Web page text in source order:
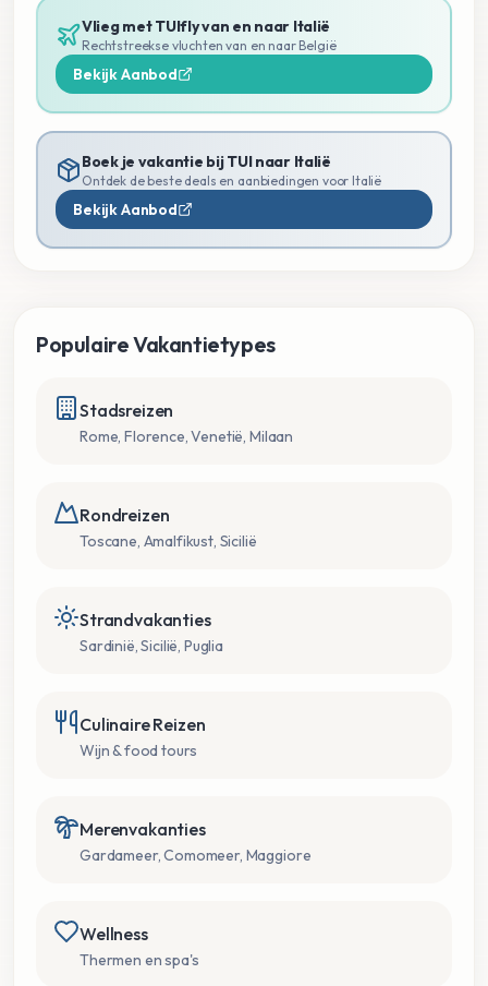
Vlieg met TUIfly van en naar Italië
Rechtstreekse vluchten van en naar België
Bekijk Aanbod
Boek je vakantie bij TUI naar Italië
Ontdek de beste deals en aanbiedingen voor Italië
Bekijk Aanbod
Populaire Vakantietypes
Stadsreizen
Rome, Florence, Venetië, Milaan
Rondreizen
Toscane, Amalfikust, Sicilië
Strandvakanties
Sardinië, Sicilië, Puglia
Culinaire Reizen
Wijn & food tours
Merenvakanties
Gardameer, Comomeer, Maggiore
Wellness
Thermen en spa's